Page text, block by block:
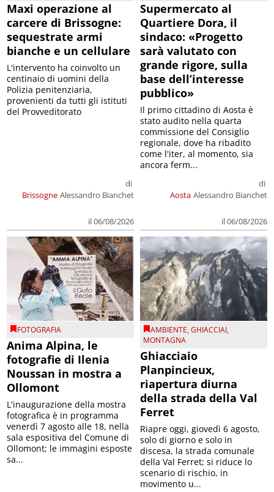
Maxi operazione al
carcere di Brissogne:
sequestrate armi
bianche e un cellulare
Brissogne
di
Alessandro Bianchet
il 06/08/2026
L'intervento ha coinvolto un
centinaio di uomini della
Polizia penitenziaria,
provenienti da tutti gli istituti
del Provveditorato
Supermercato al
Quartiere Dora, il
sindaco: «Progetto
sarà valutato con
grande rigore, sulla
base dell’interesse
pubblico»
Aosta
di
Alessandro Bianchet
il 06/08/2026
Il primo cittadino di Aosta è
stato audito nella quarta
commissione del Consiglio
regionale, dove ha ribadito
come l'iter, al momento, sia
ancora ferm...
FOTOGRAFIA
Anima Alpina, le
fotografie di Ilenia
Noussan in mostra a
Ollomont
L'inaugurazione della mostra
fotografica è in programma
venerdì 7 agosto alle 18, nella
sala espositiva del Comune di
Ollomont; le immagini esposte
sa...
AMBIENTE,GHIACCIAI,
MONTAGNA
Ghiacciaio
Planpincieux,
riapertura diurna
della strada della Val
Ferret
Riapre oggi, giovedì 6 agosto,
solo di giorno e solo in
discesa, la strada comunale
della Val Ferret; si riduce lo
scenario di rischio, in
movimento u...